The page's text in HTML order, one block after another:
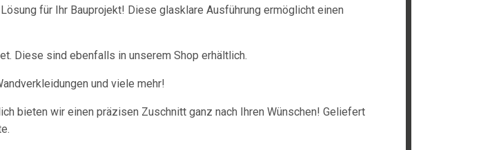
für Ihr Bauprojekt! Diese glasklare Ausführung ermöglicht einen
Diese sind ebenfalls in unserem Shop erhältlich.
und viele mehr!
bieten wir einen präzisen Zuschnitt ganz nach Ihren Wünschen! Geliefert